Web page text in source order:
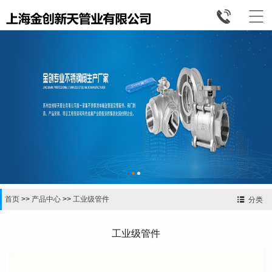


分类
首页 >> 产品中心 >> 工业级管件
工业级管件